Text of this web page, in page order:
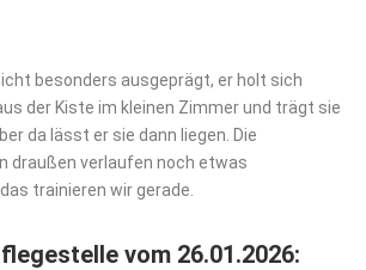
besonders ausgeprägt, er holt sich
der Kiste im kleinen Zimmer und trägt sie
da lässt er sie dann liegen. Die
draußen verlaufen noch etwas
trainieren wir gerade.
vom 26.01.2026: